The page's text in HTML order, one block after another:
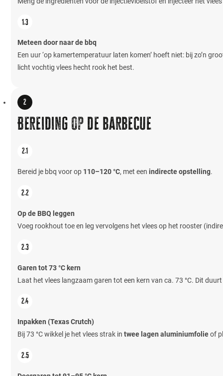
Meteen door naar de bbq
Een uur ‘op kamertemperatuur laten komen’ hoeft niet: bij zo’n
licht vochtig vlees hecht rook het best.
Bereiding op de barbecue
Bereid je bbq voor op 110–120 °C, met een indirecte opstelling.
Op de BBQ leggen
Voeg rookhout toe en leg vervolgens het vlees op het rooster
Garen tot 73 °C kern
Laat het vlees langzaam garen tot een kern van ca. 73 °C. Dit
Inpakken (Texas Crutch)
Bij 73 °C wikkel je het vlees strak in twee lagen aluminiumfolieof